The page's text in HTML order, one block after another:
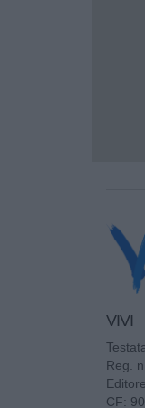
VIVI
Reg.
CF: